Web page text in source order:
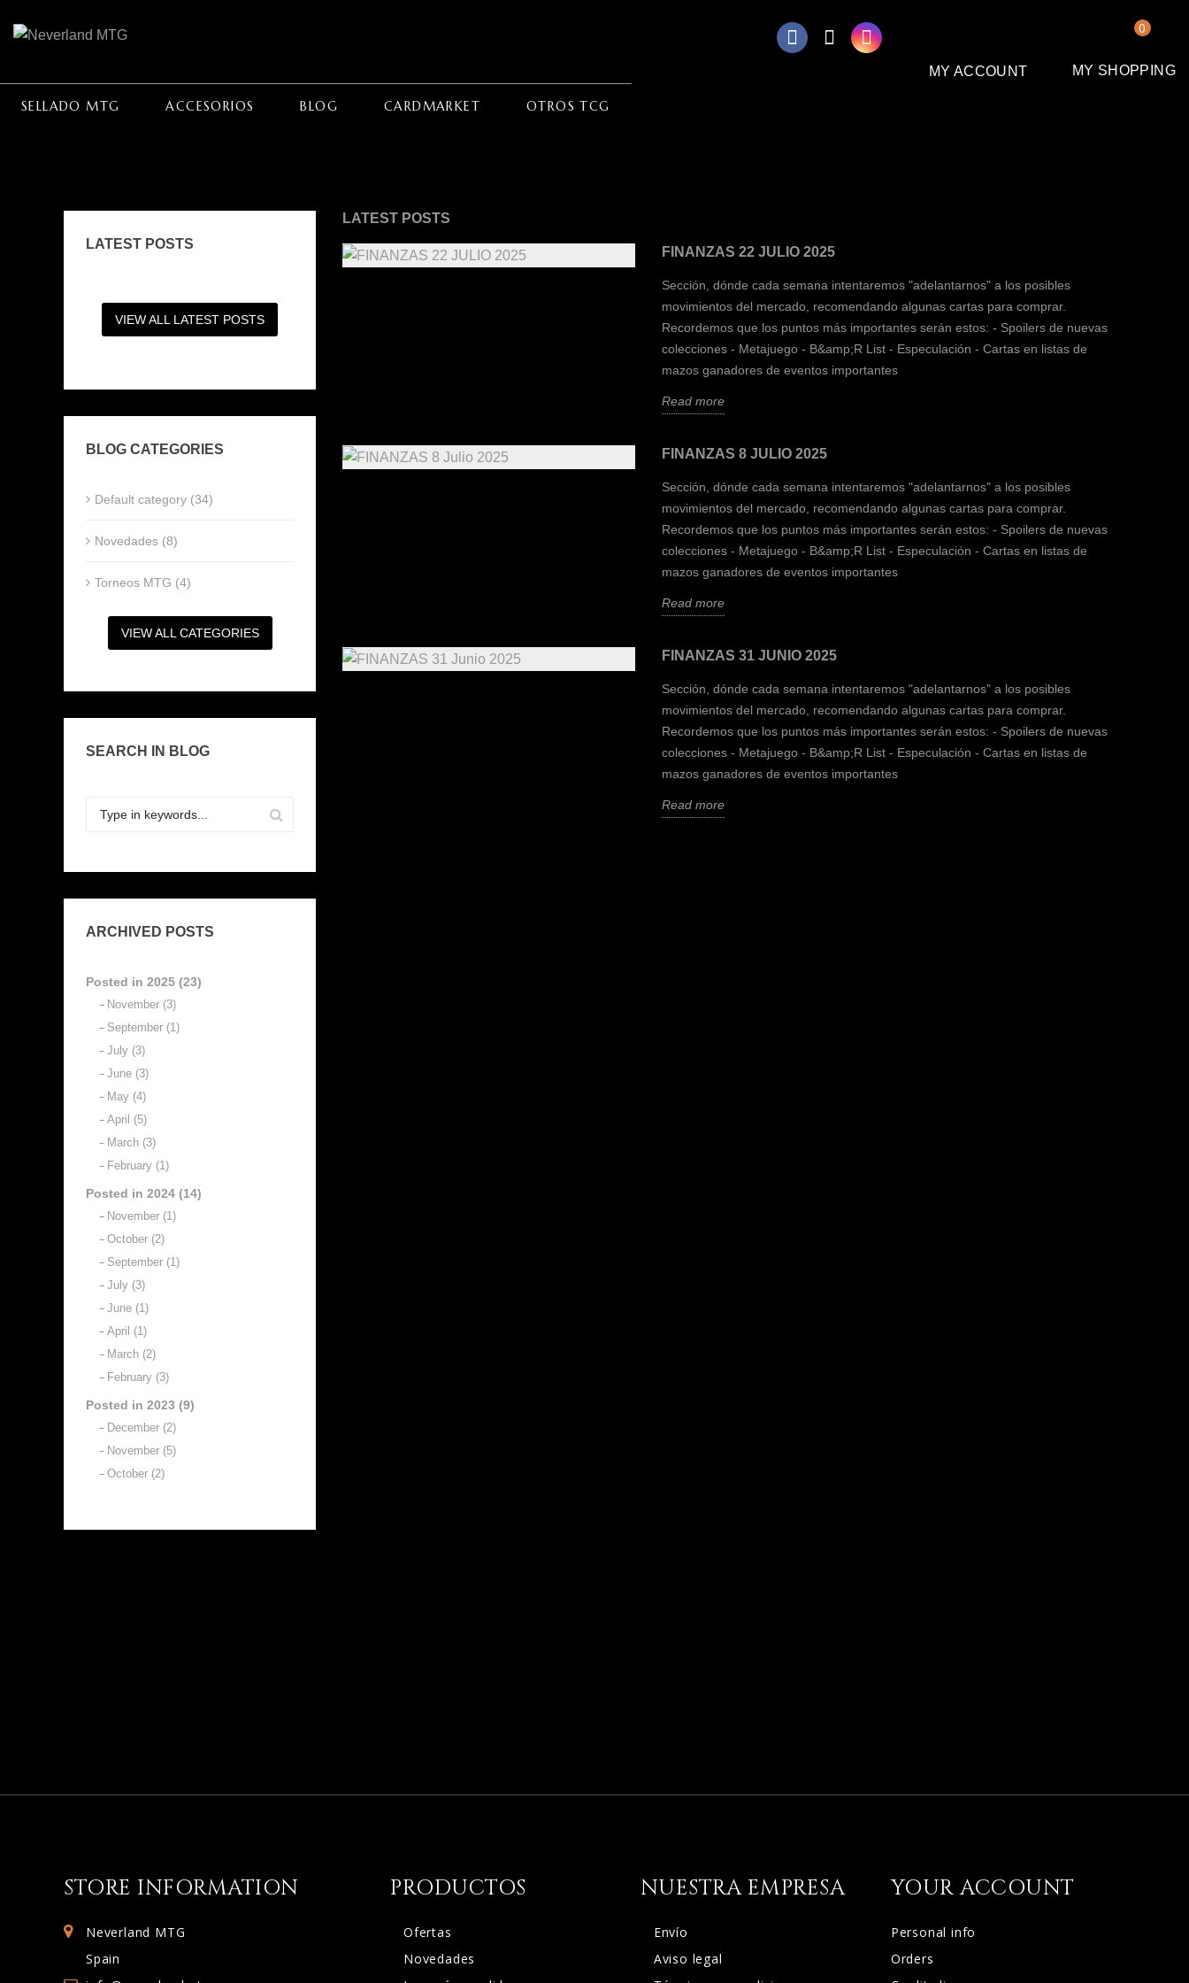
MY SHOPPING
0
MY ACCOUNT
SELLADO MTG ACCESORIOS BLOG CARDMARKET OTROS TCG
LATEST POSTS
VIEW ALL LATEST POSTS
BLOG CATEGORIES
Default category (34)
Novedades (8)
Torneos MTG (4)
VIEW ALL CATEGORIES
SEARCH IN BLOG
ARCHIVED POSTS
Posted in 2025 (23)
November (3)
September (1)
July (3)
June (3)
May (4)
April (5)
March (3)
February (1)
Posted in 2024 (14)
November (1)
October (2)
September (1)
July (3)
June (1)
April (1)
March (2)
February (3)
Posted in 2023 (9)
December (2)
November (5)
October (2)
LATEST POSTS
FINANZAS 22 JULIO 2025
Sección, dónde cada semana intentaremos "adelantarnos" a los posibles
movimientos del mercado, recomendando algunas cartas para comprar.
Recordemos que los puntos más importantes serán estos: - Spoilers de nuevas
colecciones - Metajuego - B&amp;R List - Especulación - Cartas en listas de
mazos ganadores de eventos importantes
Read more
FINANZAS 8 JULIO 2025
Sección, dónde cada semana intentaremos "adelantarnos" a los posibles
movimientos del mercado, recomendando algunas cartas para comprar.
Recordemos que los puntos más importantes serán estos: - Spoilers de nuevas
colecciones - Metajuego - B&amp;R List - Especulación - Cartas en listas de
mazos ganadores de eventos importantes
Read more
FINANZAS 31 JUNIO 2025
Sección, dónde cada semana intentaremos "adelantarnos" a los posibles
movimientos del mercado, recomendando algunas cartas para comprar.
Recordemos que los puntos más importantes serán estos: - Spoilers de nuevas
colecciones - Metajuego - B&amp;R List - Especulación - Cartas en listas de
mazos ganadores de eventos importantes
Read more
STORE INFORMATION
Neverland MTG
Spain
PRODUCTOS
Ofertas
Novedades
NUESTRA EMPRESA
Envío
Aviso legal
YOUR ACCOUNT
Personal info
Orders